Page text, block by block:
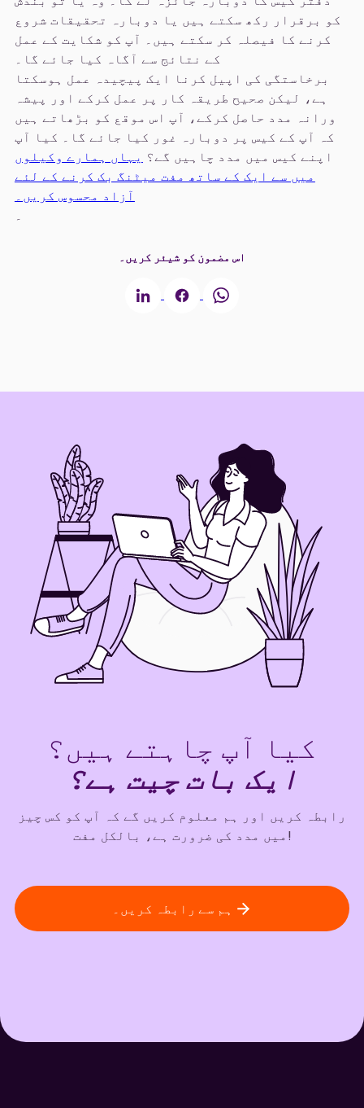
کو برقرار رکھ سکتے ہیں یا دوبارہ تحقیقات شروع
کرنے کا فیصلہ کر سکتے ہیں۔ آپ کو شکایت کے عمل
کے نتائج سے آگاہ کیا جائے گا۔
برخاستگی کی اپیل کرنا ایک پیچیدہ عمل ہوسکتا
ہے، لیکن صحیح طریقہ کار پر عمل کرکے اور پیشہ
ورانہ مدد حاصل کرکے، آپ اس موقع کو بڑھاتے ہیں
کہ آپ کے کیس پر دوبارہ غور کیا جائے گا۔ کیا آپ
اپنے کیس میں مدد چاہیں گے؟
یہاں ہمارے وکیلوں
میں سے ایک کے ساتھ مفت میٹنگ بک کرنے کے لئے
آزاد محسوس کریں۔
۔
اس مضمون کو شیئر کریں۔
کیا آپ چاہتے ہیں؟
ایک بات چیت ہے؟
رابطہ کریں اور ہم معلوم کریں گے کہ آپ کو کس چیز
میں مدد کی ضرورت ہے، بالکل مفت!
ہم سے رابطہ کریں۔